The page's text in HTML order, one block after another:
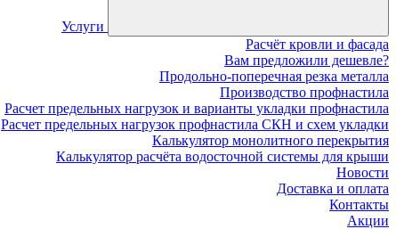
Услуги
Расчёт кровли и фасада
Вам предложили дешевле?
Продольно-поперечная резка металла
Производство профнастила
Расчет предельных нагрузок и варианты укладки профнастила
Расчет предельных нагрузок профнастила СКН и схем укладки
Калькулятор монолитного перекрытия
Калькулятор расчёта водосточной системы для крыши
Новости
Доставка и оплата
Контакты
Акции